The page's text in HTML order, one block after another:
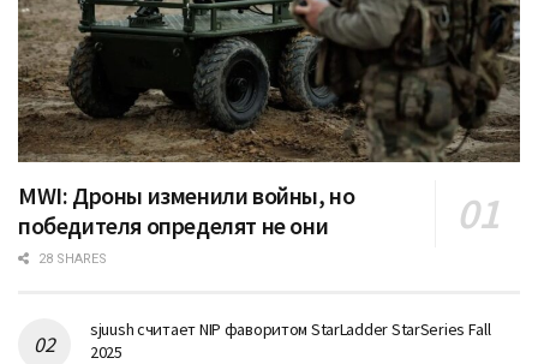
MWI: Дроны изменили войны, но
победителя определят не они
28 SHARES
sjuush считает NIP фаворитом StarLadder StarSeries Fall
2025